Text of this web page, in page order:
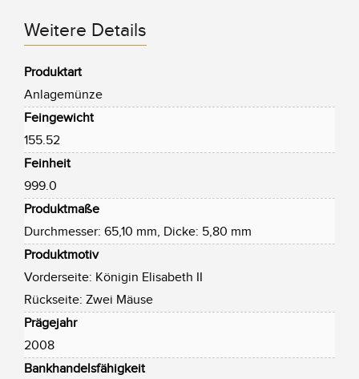
Weitere Details
Produktart
Anlagemünze
Feingewicht
155.52
Feinheit
999.0
Produktmaße
Durchmesser: 65,10 mm, Dicke: 5,80 mm
Produktmotiv
Vorderseite: Königin Elisabeth II
Rückseite: Zwei Mäuse
Prägejahr
2008
Bankhandelsfähigkeit